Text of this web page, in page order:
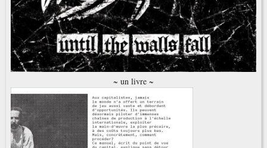
~ un livre ~